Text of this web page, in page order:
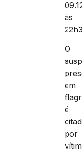
às
O
em
é
por